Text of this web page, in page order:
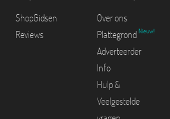
ShopGidsen
Reviews
Over ons
Plattegrond Nieuw!
Adverteerder
Info
Hulp &
Veelgestelde